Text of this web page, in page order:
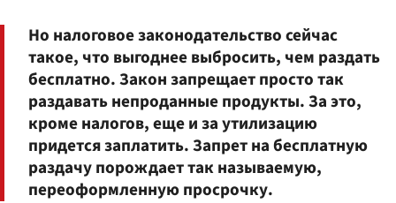
Но налоговое законодательство сейчас
такое, что выгоднее выбросить, чем раздать
бесплатно. Закон запрещает просто так
раздавать непроданные продукты. За это,
кроме налогов, еще и за утилизацию
придется заплатить. Запрет на бесплатную
раздачу порождает так называемую,
переоформленную просрочку.